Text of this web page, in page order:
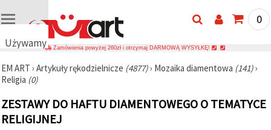
Używamy
cookie
🍪
plików
cookie i
podobnych
0
Zamówienia powyżej 260zł i otrzymaj DARMOWĄ WYSYŁKĘ!
EM ART › Artykuły rękodzielnicze (4877)› Mozaika diamentowa (141)›
Religia (0)
ZESTAWY DO HAFTU DIAMENTOWEGO O TEMATYCE
RELIGIJNEJ